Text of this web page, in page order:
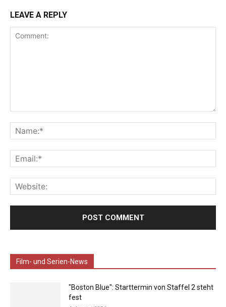
LEAVE A REPLY
Film- und Serien-News
"Boston Blue": Starttermin von Staffel 2 steht
fest